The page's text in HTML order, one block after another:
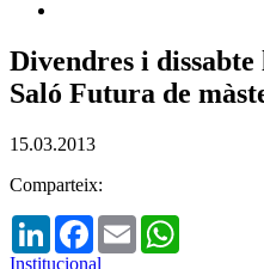
Divendres i
Saló Futura de
15.03.2013
Comparteix:
LinkedInFacebook
Email
Institucional